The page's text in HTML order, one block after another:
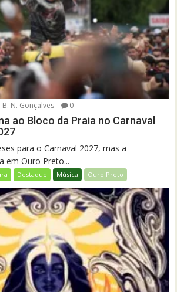
B. N. Gonçalves 0
ao Bloco da Praia no Carnaval
para o Carnaval 2027, mas a
em Ouro Preto...
Destaque Música Ouro Preto